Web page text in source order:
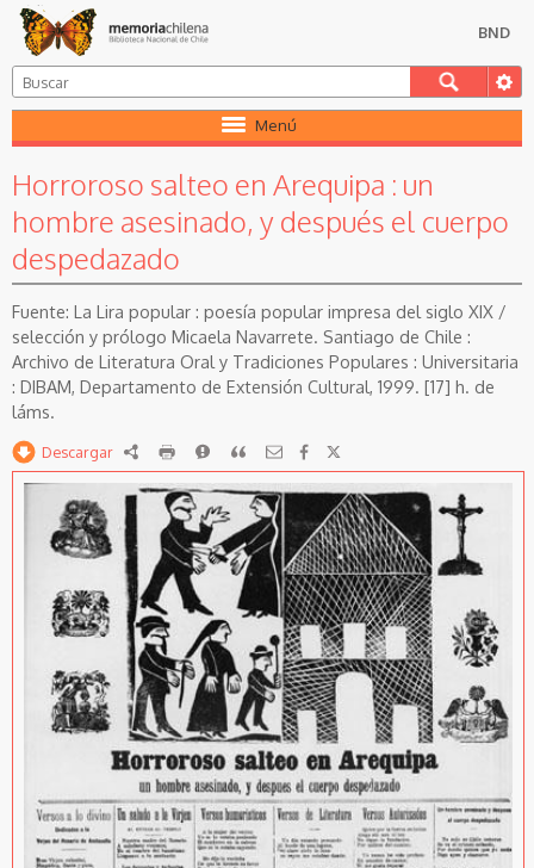
BND
Menú
Horroroso salteo en Arequipa : un
hombre asesinado, y después el cuerpo
despedazado
La Lira popular : poesía popular impresa del siglo XIX /
selección y prólogo Micaela Navarrete. Santiago de Chile :
Archivo de Literatura Oral y Tradiciones Populares : Universitaria
: DIBAM, Departamento de Extensión Cultural, 1999. [17] h. de
láms.
Descargar RDF imprimirReportarCitar